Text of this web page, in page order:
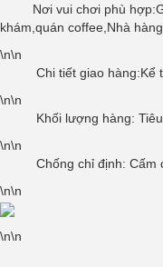
Nơi vui chơi phù
khám,quán coffee,Nhà
\n\n
Chi tiết giao hàng:Kể từ
\n\n
Khối lượng hàng: Tiêu
\n\n
Chống chỉ định: Cấm
\n\n
\n\n